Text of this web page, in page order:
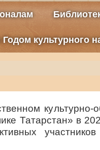
культурного
культурно-
Татарстан» в